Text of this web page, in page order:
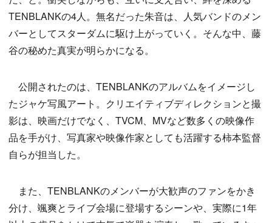
TENBLANKの4人。無名だった朱音は、人気バンドのメン
バーとしてスターダムに駆け上がっていく。そんな中、藤
谷の秘めた真実が明らかになる。
公開されたのは、TENBLANKのアルバムをイメージし
たジャケ写風アート。クリエイティブディレクションと撮
影は、映画だけでなく、TVCM、MVなど数多くの映像作
品を手がけ、写真家や映像作家としても活躍する柿本監督
自らが担当した。
また、TENBLANKのメンバーが大歓声のファンをかき
分け、颯爽とライブ会場に登場するシーンや、実際に1年